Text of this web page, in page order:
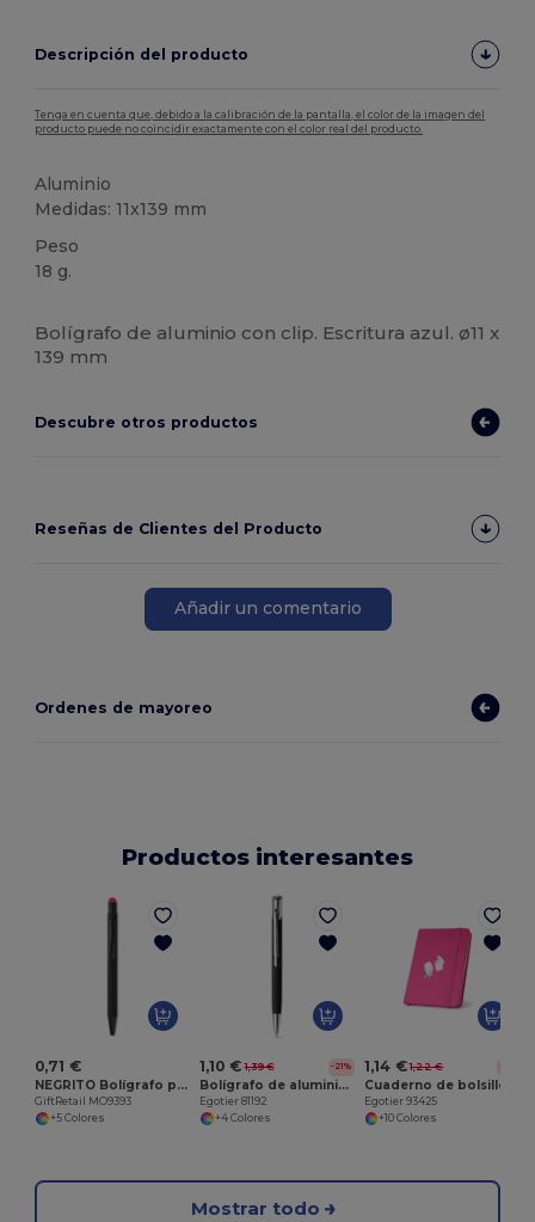
Descripción del producto
Tenga en cuenta que, debido a la calibración de la pantalla, el color de la imagen del
producto puede no coincidir exactamente con el color real del producto.
Aluminio
Medidas: 11x139 mm
Peso
18 g.
Bolígrafo de aluminio con clip. Escritura azul. ø11 x
139 mm
Descubre otros productos
Reseñas de Clientes del Producto
Añadir un comentario
Ordenes de mayoreo
Productos interesantes
0,71 €
NEGRITO Bolígrafo puntero de aluminio
GiftRetail MO9393
+5 Colores
1,10 € 1,39 € -21%
Bolígrafo de aluminio con acabado de goma
Egotier 81192
+4 Colores
1,14 € 1,22 € -7%
Egotier 93425
+10 Colores
Mostrar todo